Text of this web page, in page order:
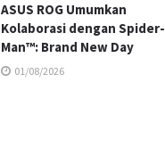
ASUS ROG Umumkan
Kolaborasi dengan Spider-
Man™: Brand New Day
01/08/2026